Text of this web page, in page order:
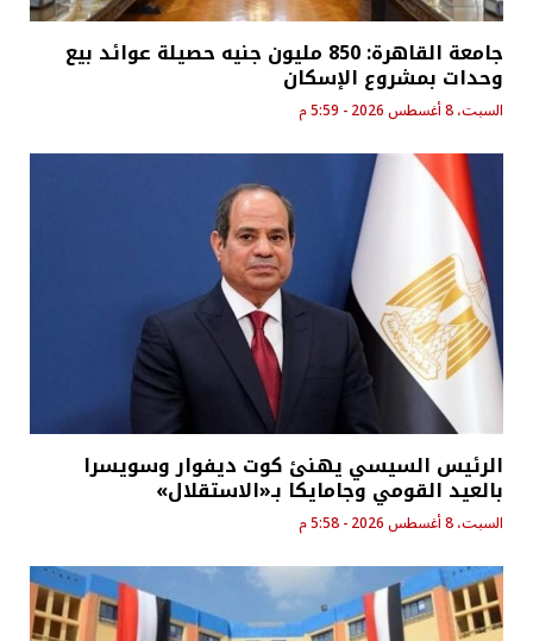
جامعة القاهرة: 850 مليون جنيه حصيلة عوائد بيع
وحدات بمشروع الإسكان
السبت، 8 أغسطس 2026 - 5:59 م
الرئيس السيسي يهنئ كوت ديفوار وسويسرا
بالعيد القومي وجامايكا بـ«الاستقلال»
السبت، 8 أغسطس 2026 - 5:58 م